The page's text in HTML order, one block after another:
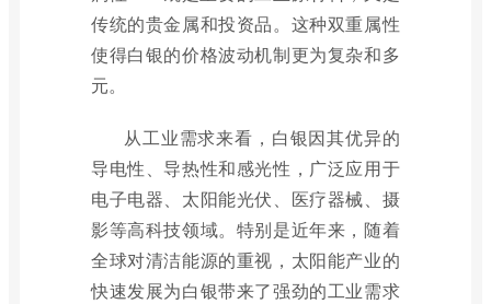
传统的贵金属和投资品。这种双重属性
使得白银的价格波动机制更为复杂和多
元。
从工业需求来看，白银因其优异的
导电性、导热性和感光性，广泛应用于
电子电器、太阳能光伏、医疗器械、摄
影等高科技领域。特别是近年来，随着
全球对清洁能源的重视，太阳能产业的
快速发展为白银带来了强劲的工业需求